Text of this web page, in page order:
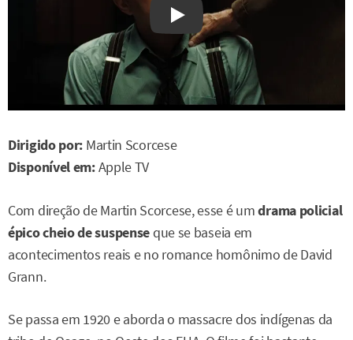
Watch on YouTube
Dirigido por: Martin Scorcese
Disponível em:Apple TV
Com direção de Martin Scorcese, esse é umdrama policial
épico cheio de suspenseque se baseia em
acontecimentos reais e no romance homônimo de David
Grann.
Se passa em 1920 e aborda o massacre dos indígenas da